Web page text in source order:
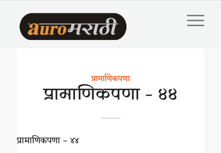
प्रामाणिकपणा
प्रामाणिकपणा – ४४
प्रामाणिकपणा – ४४